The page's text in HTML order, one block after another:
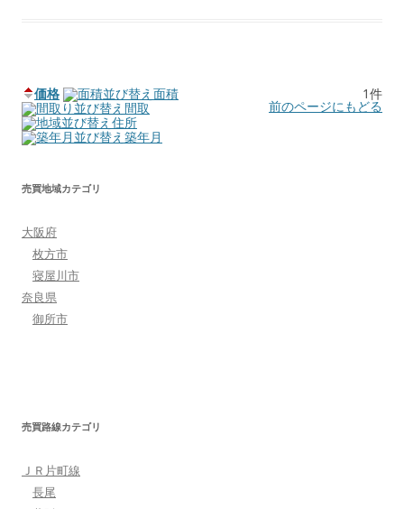
価格
面積
間取
住所
築年月
1件
前のページにもどる
売買地域カテゴリ
大阪府
枚方市
寝屋川市
奈良県
御所市
売買路線カテゴリ
ＪＲ片町線
長尾